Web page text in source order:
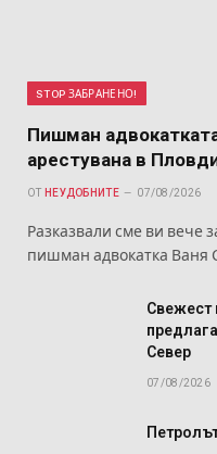
STOP ЗАБРАНЕНО!
Пишман
арестувана в
ОТ НЕУДОБНИТЕ 07/08/2026
Разказвали сме ви вече
пишман адвокатка Ваня
Свежест
Север
07/08/2026